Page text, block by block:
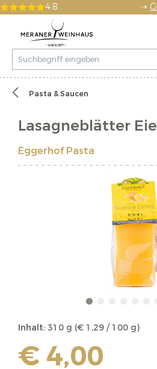
4.8 ➝
Pasta & Saucen
Lasagneblätter
Eggerhof Pasta
Inhalt: 310 g (€ 1,29 / 100 g)
€ 4,00